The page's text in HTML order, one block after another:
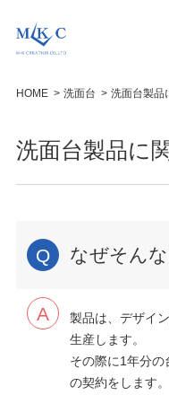
HOME 洗面台 洗面台製品
洗面台製品に
なぜそん
製品は、デザイ
生産します。
その際に1年分
の契約をします。